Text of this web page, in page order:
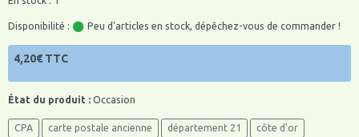
Disponibilité : Peu d'articles en stock, dépêchez-vous de commander !
4,20€ TTC
État du produit : Occasion
CPA carte postale ancienne département 21 côte d'or